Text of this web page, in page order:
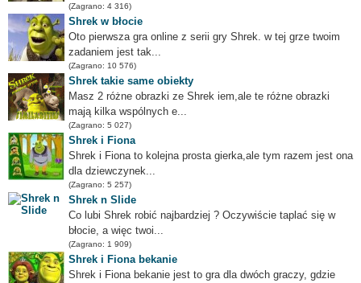
(Zagrano: 4 316)
Shrek w błocie
Oto pierwsza gra online z serii gry Shrek. w tej grze twoim
zadaniem jest tak...
(Zagrano: 10 576)
Shrek takie same obiekty
Masz 2 różne obrazki ze Shrek iem,ale te różne obrazki
mają kilka wspólnych e...
(Zagrano: 5 027)
Shrek i Fiona
Shrek i Fiona to kolejna prosta gierka,ale tym razem jest ona
dla dziewczynek...
(Zagrano: 5 257)
Shrek n Slide
Co lubi Shrek robić najbardziej ? Oczywiście taplać się w
błocie, a więc twoi...
(Zagrano: 1 909)
Shrek i Fiona bekanie
Shrek i Fiona bekanie jest to gra dla dwóch graczy, gdzie